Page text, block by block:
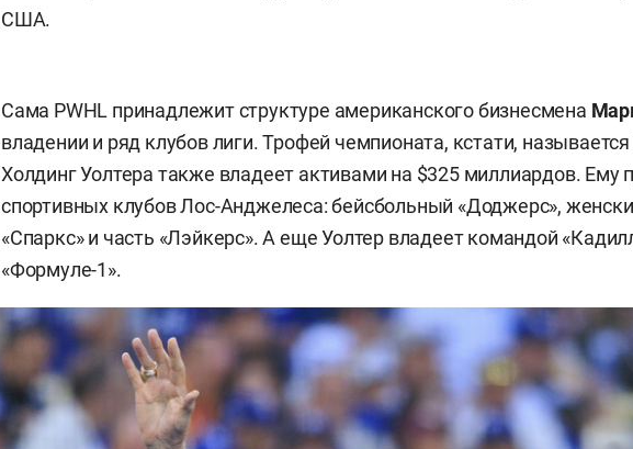
США.
Сама PWHL принадлежит структуре американского бизнесмена
владении и ряд клубов лиги. Трофей чемпионата, кстати,
Холдинг Уолтера также владеет активами на $325 миллиардов. Ему
спортивных клубов Лос-Анджелеса: бейсбольный «Доджерс»,
«Спаркс» и часть «Лэйкерс». А еще Уолтер владеет командой
«Формуле-1».